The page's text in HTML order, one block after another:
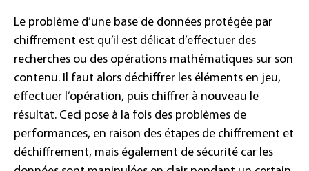
Le problème d’une base de données protégée par
chiffrement est qu’il est délicat d’effectuer des
recherches ou des opérations mathématiques sur son
contenu. Il faut alors déchiffrer les éléments en jeu,
effectuer l’opération, puis chiffrer à nouveau le
résultat. Ceci pose à la fois des problèmes de
performances, en raison des étapes de chiffrement et
déchiffrement, mais également de sécurité car les